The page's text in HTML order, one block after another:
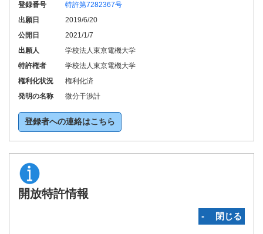
登録番号
特許第7282367号
出願日
2019/6/20
公開日
2021/1/7
出願人
学校法人東京電機大学
特許権者
学校法人東京電機大学
権利化状況
権利化済
発明の名称
微分干渉計
登録者への連絡はこちら
開放特許情報
‐ 閉じる